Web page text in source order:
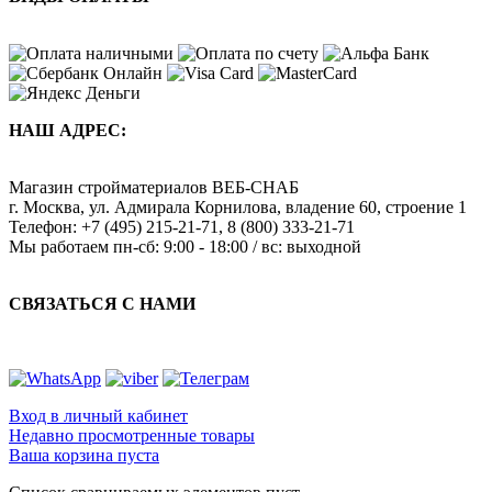
НАШ АДРЕС:
Магазин стройматериалов ВЕБ-СНАБ
г. Москва, ул. Адмирала Корнилова, владение 60, строение 1
Телефон: +7 (495) 215-21-71 , 8 (800) 333-21-71
Мы работаем пн-сб: 9:00 - 18:00 / вс: выходной
СВЯЗАТЬСЯ С НАМИ
Вход в личный кабинет
Недавно просмотренные товары
Ваша корзина пуста